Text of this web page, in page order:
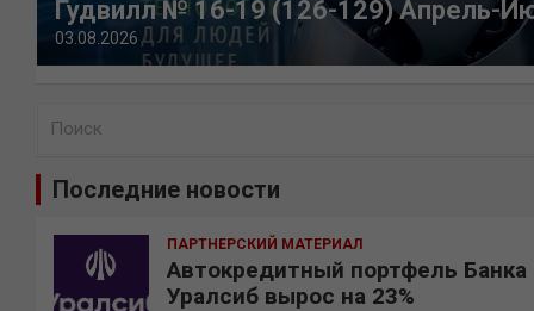
Гудвилл № 16-19 (126-129) Апрель-
03.08.2026
Последние новости
ПАРТНЕРСКИЙ МАТЕРИАЛ
Автокредитный портфель Банка
Уралсиб вырос на 23%